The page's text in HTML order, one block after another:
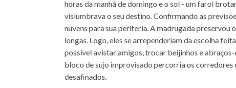
horas da manhã de domingo e o sol - um farol
vislumbrava o seu destino. Confirmando as
nuvens para sua periferia. A madrugada
longas. Logo, eles se arrependeriam da escolha
possível avistar amigos, trocar beijinhos e
bloco de sujo improvisado percorria os corredores
desafinados.